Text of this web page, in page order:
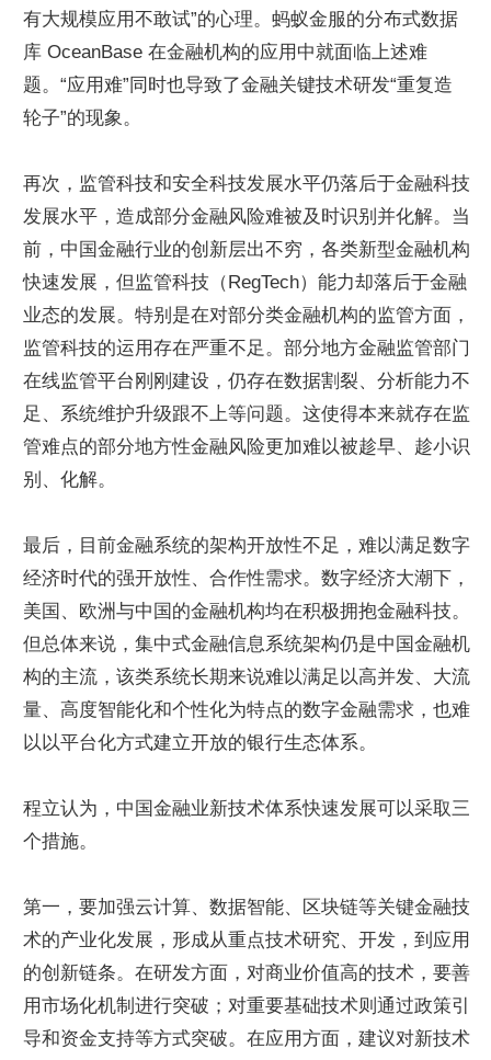
有大规模应用不敢试”的心理。蚂蚁金服的分布式数据
库 OceanBase 在金融机构的应用中就面临上述难
题。“应用难”同时也导致了金融关键技术研发“重复造
轮子”的现象。
再次，监管科技和安全科技发展水平仍落后于金融科技
发展水平，造成部分金融风险难被及时识别并化解。当
前，中国金融行业的创新层出不穷，各类新型金融机构
快速发展，但监管科技（RegTech）能力却落后于金融
业态的发展。特别是在对部分类金融机构的监管方面，
监管科技的运用存在严重不足。部分地方金融监管部门
在线监管平台刚刚建设，仍存在数据割裂、分析能力不
足、系统维护升级跟不上等问题。这使得本来就存在监
管难点的部分地方性金融风险更加难以被趁早、趁小识
别、化解。
最后，目前金融系统的架构开放性不足，难以满足数字
经济时代的强开放性、合作性需求。数字经济大潮下，
美国、欧洲与中国的金融机构均在积极拥抱金融科技。
但总体来说，集中式金融信息系统架构仍是中国金融机
构的主流，该类系统长期来说难以满足以高并发、大流
量、高度智能化和个性化为特点的数字金融需求，也难
以以平台化方式建立开放的银行生态体系。
程立认为，中国金融业新技术体系快速发展可以采取三
个措施。
第一，要加强云计算、数据智能、区块链等关键金融技
术的产业化发展，形成从重点技术研究、开发，到应用
的创新链条。在研发方面，对商业价值高的技术，要善
用市场化机制进行突破；对重要基础技术则通过政策引
导和资金支持等方式突破。在应用方面，建议对新技术